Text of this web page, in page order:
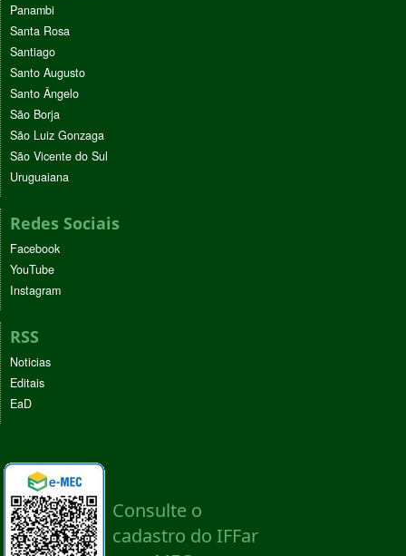
Panambi
Santa Rosa
Santiago
Santo Augusto
Santo Ângelo
São Borja
São Luiz Gonzaga
São Vicente do Sul
Uruguaiana
Redes Sociais
Facebook
YouTube
Instagram
RSS
Noticias
Editais
EaD